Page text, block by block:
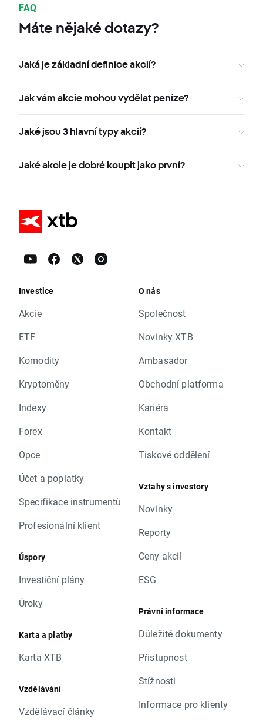
FAQ
Máte nějaké dotazy?
Jaká je základní definice akcií?
Jak vám akcie mohou vydělat peníze?
Jaké jsou 3 hlavní typy akcií?
Jaké akcie je dobré koupit jako první?
Investice
Akcie
ETF
Komodity
Kryptoměny
Indexy
Forex
Opce
Účet a poplatky
Specifikace instrumentů
Profesionální klient
Úspory
Investiční plány
Úroky
Karta a platby
Karta XTB
Vzdělávání
Vzdělávací články
O nás
Společnost
Novinky XTB
Ambasador
Obchodní platforma
Kariéra
Kontakt
Tiskové oddělení
Vztahy s investory
Novinky
Reporty
Ceny akcií
ESG
Právní informace
Důležité dokumenty
Přístupnost
Stížnosti
Informace pro klienty